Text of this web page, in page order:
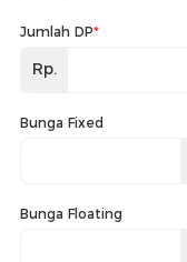
Jumlah DP*
Rp.
Bunga Fixed
Bunga Floating